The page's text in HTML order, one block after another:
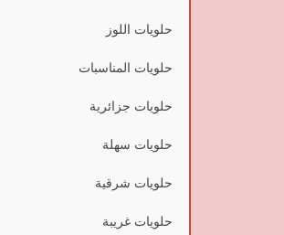
حلويات اللوز
حلويات المناسبات
حلويات جزائرية
حلويات سهلة
حلويات شرقية
حلويات غريبة